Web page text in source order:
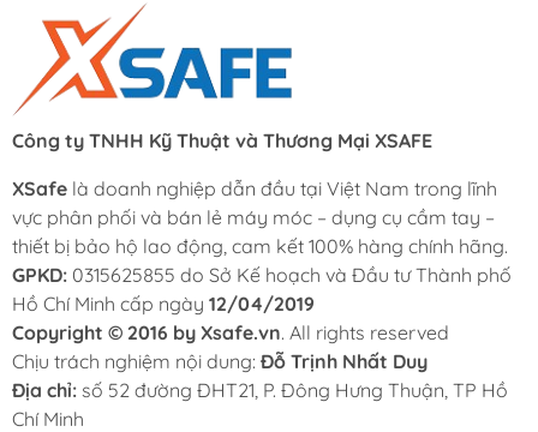
Công ty TNHH Kỹ Thuật và Thương Mại XSAFE
XSafe là doanh nghiệp dẫn đầu tại Việt Nam trong lĩnh
vực phân phối và bán lẻ máy móc – dụng cụ cầm tay –
thiết bị bảo hộ lao động, cam kết 100% hàng chính hãng.
GPKD: 0315625855 do Sở Kế hoạch và Đầu tư Thành phố
Hồ Chí Minh cấp ngày 12/04/2019
Copyright © 2016 by Xsafe.vn. All rights reserved
Chịu trách nghiệm nội dung: Đỗ Trịnh Nhất Duy
Địa chỉ: số 52 đường ĐHT21, P. Đông Hưng Thuận, TP Hồ
Chí Minh